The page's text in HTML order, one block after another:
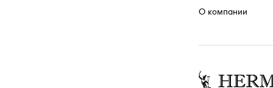
О компании